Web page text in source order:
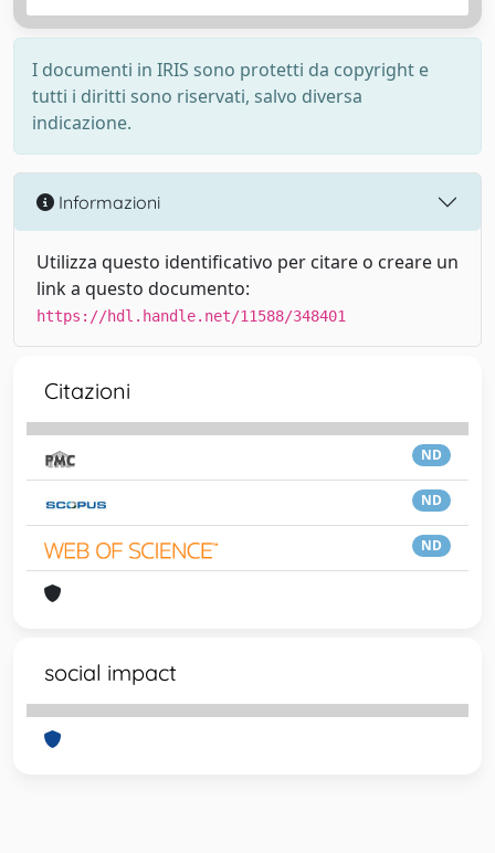
I documenti in IRIS sono protetti da copyright e
tutti i diritti sono riservati, salvo diversa
indicazione.
Informazioni
Utilizza questo identificativo per citare o creare un
link a questo documento:
https://hdl.handle.net/11588/348401
Citazioni
ND
ND
ND
social impact